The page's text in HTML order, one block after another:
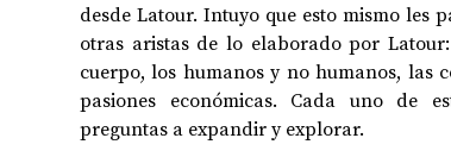
desde Latour. Intuyo que esto mismo les
otras aristas de lo elaborado por
cuerpo, los humanos y no humanos, las
pasiones económicas. Cada uno de
preguntas a expandir y explorar.